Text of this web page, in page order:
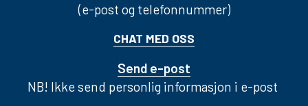
(e-post og telefonnummer)
CHAT MED OSS
Send e-post
NB! Ikke send personlig informasjon i e-post